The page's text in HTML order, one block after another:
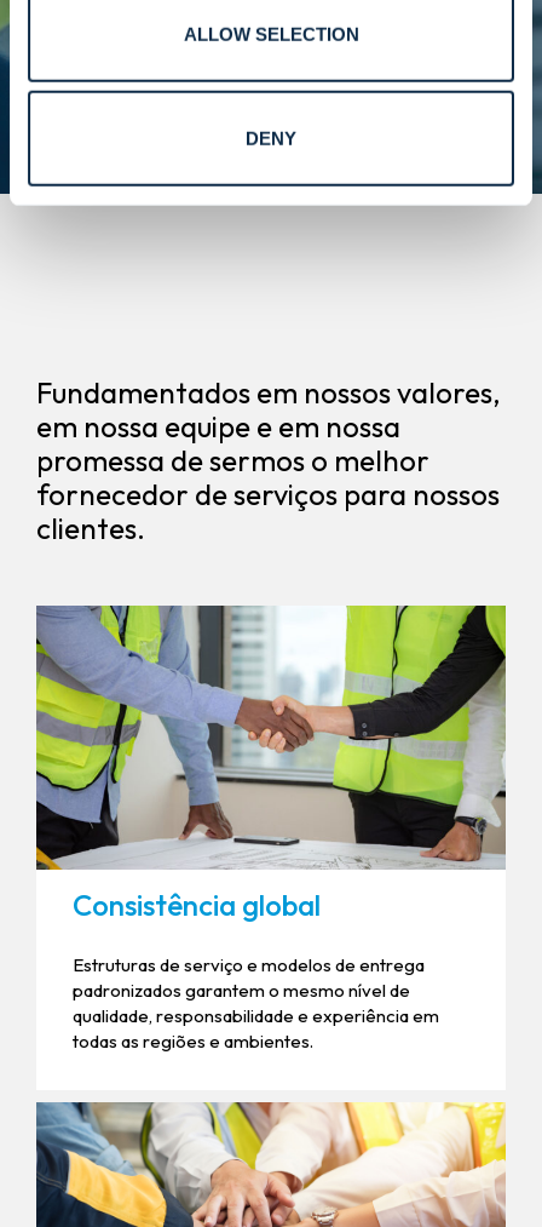
ALLOW SELECTION
DENY
Fundamentados em nossos valores,
em nossa equipe e em nossa
promessa de sermos o melhor
fornecedor de serviços para nossos
clientes.
Consistência global
Estruturas de serviço e modelos de entrega
padronizados garantem o mesmo nível de
qualidade, responsabilidade e experiência em
todas as regiões e ambientes.